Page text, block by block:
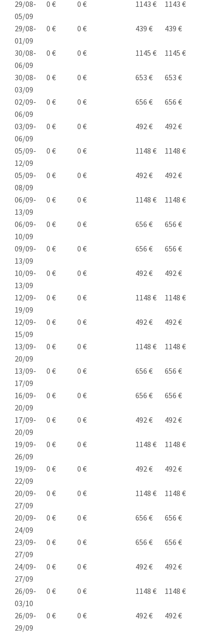
29/08-
05/09
0 € 0 € 1143 € 1143 €
29/08-
01/09
0 € 0 € 439 € 439 €
30/08-
06/09
0 € 0 € 1145 € 1145 €
30/08-
03/09
0 € 0 € 653 € 653 €
02/09-
06/09
0 € 0 € 656 € 656 €
03/09-
06/09
0 € 0 € 492 € 492 €
05/09-
12/09
0 € 0 € 1148 € 1148 €
05/09-
08/09
0 € 0 € 492 € 492 €
06/09-
13/09
0 € 0 € 1148 € 1148 €
06/09-
10/09
0 € 0 € 656 € 656 €
09/09-
13/09
0 € 0 € 656 € 656 €
10/09-
13/09
0 € 0 € 492 € 492 €
12/09-
19/09
0 € 0 € 1148 € 1148 €
12/09-
15/09
0 € 0 € 492 € 492 €
13/09-
20/09
0 € 0 € 1148 € 1148 €
13/09-
17/09
0 € 0 € 656 € 656 €
16/09-
20/09
0 € 0 € 656 € 656 €
17/09-
20/09
0 € 0 € 492 € 492 €
19/09-
26/09
0 € 0 € 1148 € 1148 €
19/09-
22/09
0 € 0 € 492 € 492 €
20/09-
27/09
0 € 0 € 1148 € 1148 €
20/09-
24/09
0 € 0 € 656 € 656 €
23/09-
27/09
0 € 0 € 656 € 656 €
24/09-
27/09
0 € 0 € 492 € 492 €
26/09-
03/10
0 € 0 € 1148 € 1148 €
26/09-
29/09
0 € 0 € 492 € 492 €